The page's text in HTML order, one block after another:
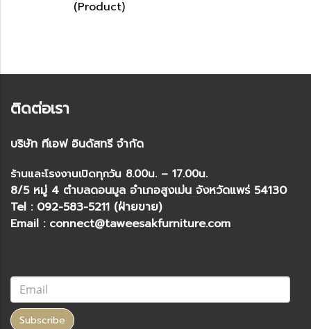
(Product)
ติดต่อเรา
บริษัท ทีเอฟ อินดัสทรี จำกัด
ร้านและโรงงานเปิดทุกวัน 8.00น. – 17.00น.
8/5 หมู่ 4 ตำบลดอนมูล อำเภอสูงเม่น จังหวัดแพร่ 54130
Tel : 092-583-5211 (ฝ่ายขาย)
Email : connect@taweesakfurniture.com
Subscribe